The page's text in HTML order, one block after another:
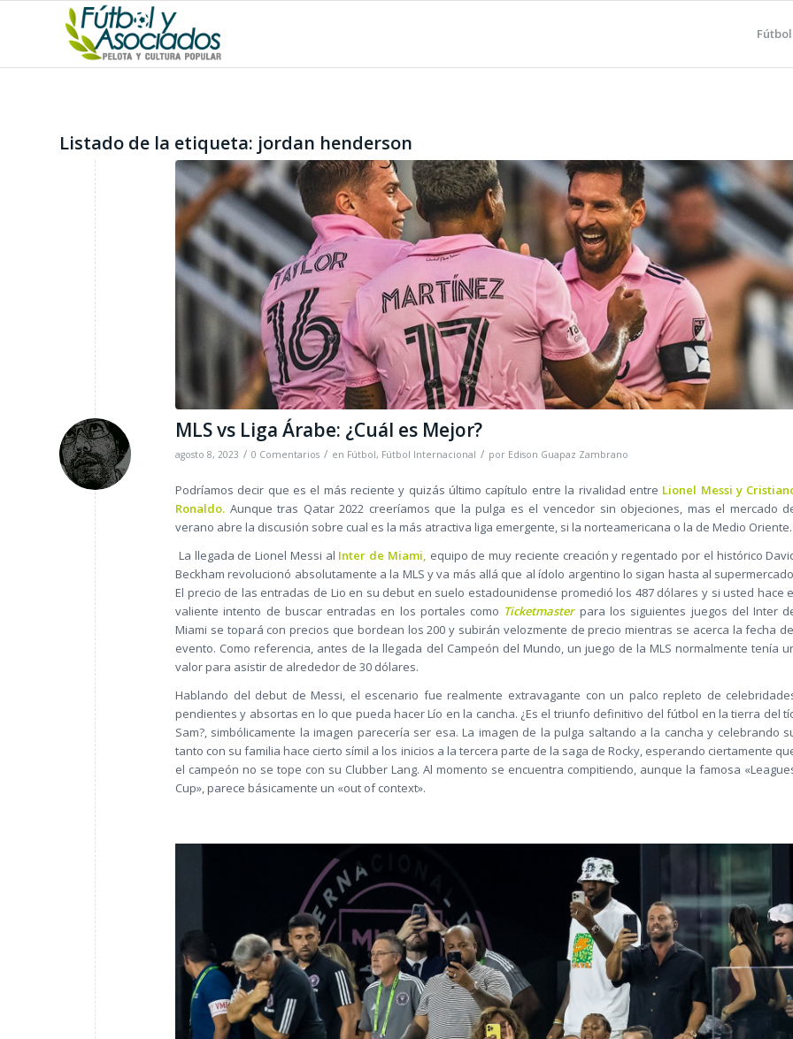
Fútbol
Listado de la etiqueta: jordan henderson
MLS vs Liga Árabe: ¿Cuál es Mejor?
agosto 8, 2023 / 0 Comentarios / en Fútbol, Fútbol Internacional / por Edison Guapaz Zambrano
Podríamos decir que es el más reciente y quizás último capítulo entre la rivalidad entre Lionel Messi y
Ronaldo. Aunque tras Qatar 2022 creeríamos que la pulga es el vencedor sin objeciones, mas el mercado
verano abre la discusión sobre cual es la más atractiva liga emergente, si la norteamericana o la de Medio Oriente.
La llegada de Lionel Messi al Inter de Miami, equipo de muy reciente creación y regentado por el histórico
Beckham revolucionó absolutamente a la MLS y va más allá que al ídolo argentino lo sigan hasta al
El precio de las entradas de Lio en su debut en suelo estadounidense promedió los 487 dólares y si usted hace
valiente intento de buscar entradas en los portales como Ticketmaster para los siguientes juegos del Inter
Miami se topará con precios que bordean los 200 y subirán velozmente de precio mientras se acerca la fecha
evento. Como referencia, antes de la llegada del Campeón del Mundo, un juego de la MLS normalmente tenía
valor para asistir de alrededor de 30 dólares.
Hablando del debut de Messi, el escenario fue realmente extravagante con un palco repleto de
pendientes y absortas en lo que pueda hacer Lío en la cancha. ¿Es el triunfo definitivo del fútbol en la tierra del
Sam?, simbólicamente la imagen parecería ser esa. La imagen de la pulga saltando a la cancha y celebrando
tanto con su familia hace cierto símil a los inicios a la tercera parte de la saga de Rocky, esperando ciertamente
el campeón no se tope con su Clubber Lang. Al momento se encuentra compitiendo, aunque la famosa
Cup», parece básicamente un «out of context».